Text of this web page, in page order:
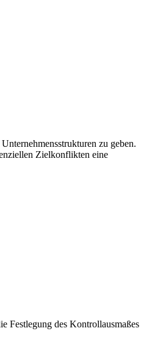
zu geben.
Zielkonflikten eine
Festlegung des Kontrollausmaßes